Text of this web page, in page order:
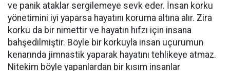
ve panik ataklar sergilemeye sevk eder. İnsan korku
yönetimini iyi yaparsa hayatını koruma altına alır. Zira
korku da bir nimettir ve hayatın hıfzı için insana
bahşedilmiştir. Böyle bir korkuyla insan uçurumun
kenarında jimnastik yaparak hayatını tehlikeye atmaz.
Nitekim böyle yapanlardan bir kısım insanlar